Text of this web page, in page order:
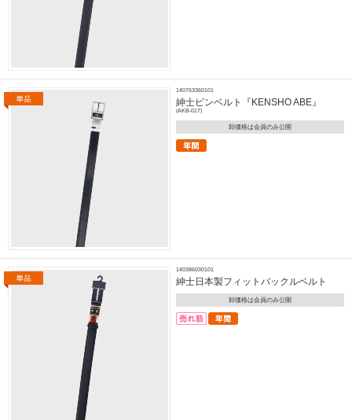
140763360101
紳士ピンベルト『KENSHO ABE』
(AKB-017)
卸価格は会員のみ公開
140386030101
紳士日本製フィットバックルベルト
卸価格は会員のみ公開